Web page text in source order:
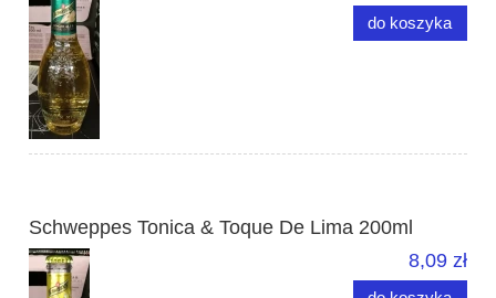
do koszyka
Schweppes Tonica & Toque De Lima 200ml
8,09 zł